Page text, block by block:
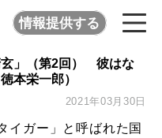
情報提供する
玄」（第2回） 彼はな
本栄一郎）
2021年03月30日
イガー」と呼ばれた国